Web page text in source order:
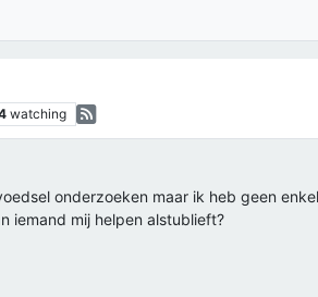
watching
onderzoeken maar ik heb geen
iemand mij helpen alstublieft?